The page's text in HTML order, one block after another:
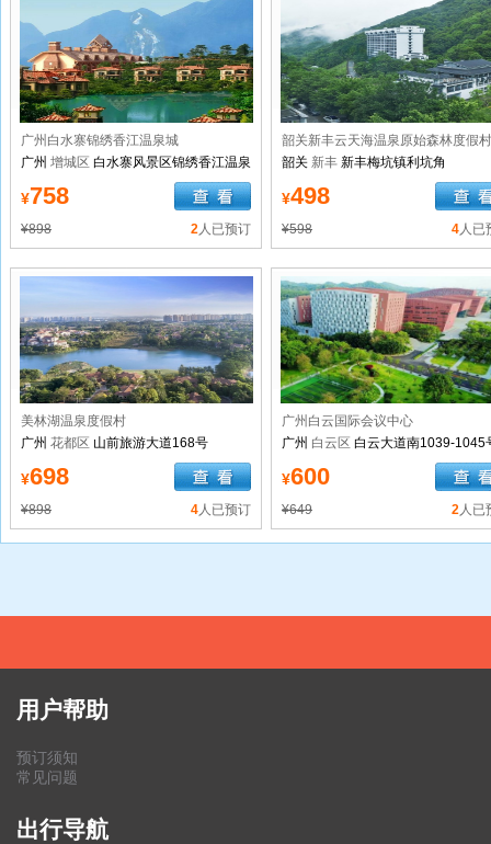
广州白水寨锦绣香江温泉城
广州 增城区 白水寨风景区锦绣香江温泉
城
¥758
¥898 2人已预订
韶关新丰云天海温泉原始森林度假村
韶关 新丰 新丰梅坑镇利坑角
¥498
¥598 4人已
美林湖温泉度假村
广州 花都区 山前旅游大道168号
¥698
¥898 4人已预订
广州白云国际会议中心
广州 白云区 白云大道南1039-1045
南湖游乐园)
¥600
¥649 2人已
用户帮助
预订须知
常见问题
出行导航